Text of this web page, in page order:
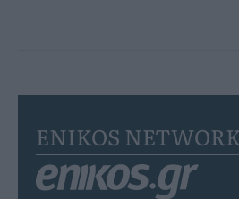
ENIKOS NETWORK